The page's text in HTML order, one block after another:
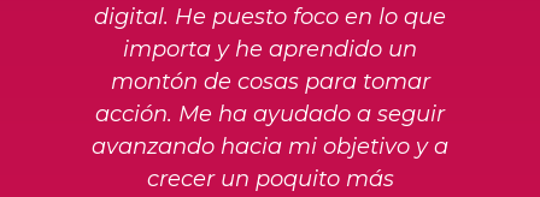
digital. He puesto foco en lo que
importa y he aprendido un
montón de cosas para tomar
acción. Me ha ayudado a seguir
avanzando hacia mi objetivo y a
crecer un poquito más